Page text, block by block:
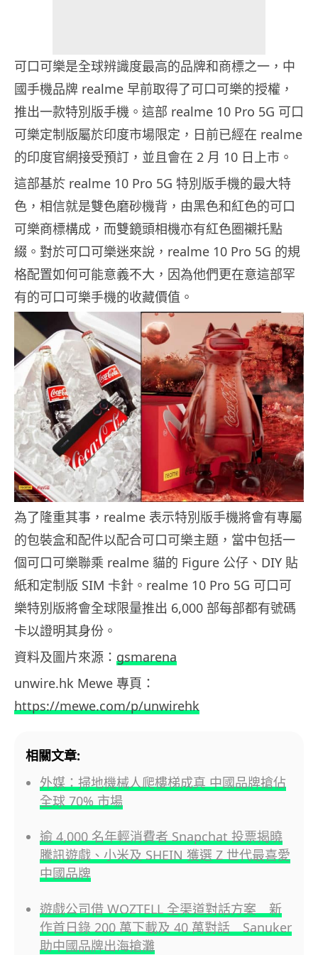
可口可樂是全球辨識度最高的品牌和商標之一，中
國手機品牌 realme 早前取得了可口可樂的授權，
推出一款特別版手機。這部 realme 10 Pro 5G 可口
可樂定制版屬於印度市場限定，日前已經在 realme
的印度官網接受預訂，並且會在 2 月 10 日上市。
這部基於 realme 10 Pro 5G 特別版手機的最大特
色，相信就是雙色磨砂機背，由黑色和紅色的可口
可樂商標構成，而雙鏡頭相機亦有紅色圈襯托點
綴。對於可口可樂迷來說，realme 10 Pro 5G 的規
格配置如何可能意義不大，因為他們更在意這部罕
有的可口可樂手機的收藏價值。
為了隆重其事，realme 表示特別版手機將會有專屬
的包裝盒和配件以配合可口可樂主題，當中包括一
個可口可樂聯乘 realme 貓的 Figure 公仔、DIY 貼
紙和定制版 SIM 卡針。realme 10 Pro 5G 可口可
樂特別版將會全球限量推出 6,000 部每部都有號碼
卡以證明其身份。
資料及圖片來源： gsmarena
unwire.hk Mewe 專頁：
https://mewe.com/p/unwirehk
相關文章:
外媒：掃地機械人爬樓梯成真 中國品牌搶佔
全球 70% 市場
逾 4,000 名年輕消費者 Snapchat 投票揭曉
騰訊遊戲、小米及 SHEIN 獲選 Z 世代最喜愛
中國品牌
遊戲公司借 WOZTELL 全渠道對話方案 新
作首日錄 200 萬下載及 40 萬對話 Sanuker
助中國品牌出海搶灘